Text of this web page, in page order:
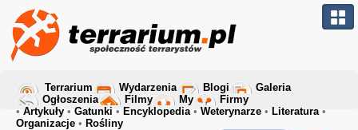
Terrarium Wydarzenia Blogi
Galeria
Ogłoszenia
Filmy My
Firmy
• Artykuły • Gatunki • Encyklopedia• Weterynarze • Literatura•
Organizacje • Rośliny